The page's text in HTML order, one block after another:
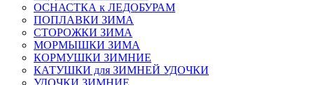
ОСНАСТКА к ЛЕДОБУРАМ
ПОПЛАВКИ ЗИМА
СТОРОЖКИ ЗИМА
МОРМЫШКИ ЗИМА
КОРМУШКИ ЗИМНИЕ
КАТУШКИ для ЗИМНЕЙ УДОЧКИ
УДОЧКИ ЗИМНИЕ